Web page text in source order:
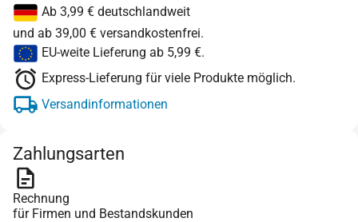
Ab 3,99 € deutschlandweit
und ab 39,00 € versandkostenfrei.
EU-weite Lieferung ab 5,99 €.
Express-Lieferung für viele Produkte möglich.
Versandinformationen
Zahlungsarten
Rechnung
für Firmen und Bestandskunden